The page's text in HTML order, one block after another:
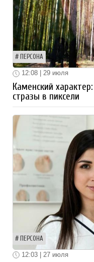
ПЕРСОНА
12:08 | 29 июля
Каменский
стразы в пиксели
ПЕРСОНА
12:03 | 27 июля